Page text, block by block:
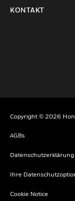
KONTAKT
Copyright © 2026
AGBs
Datenschutzerklärung
Ihre
Cookie Notice